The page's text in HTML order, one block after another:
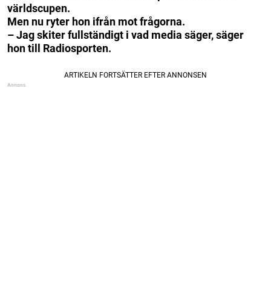
världscupen.
Men nu ryter hon ifrån mot frågorna.
– Jag skiter fullständigt i vad media säger, säger
hon till Radiosporten.